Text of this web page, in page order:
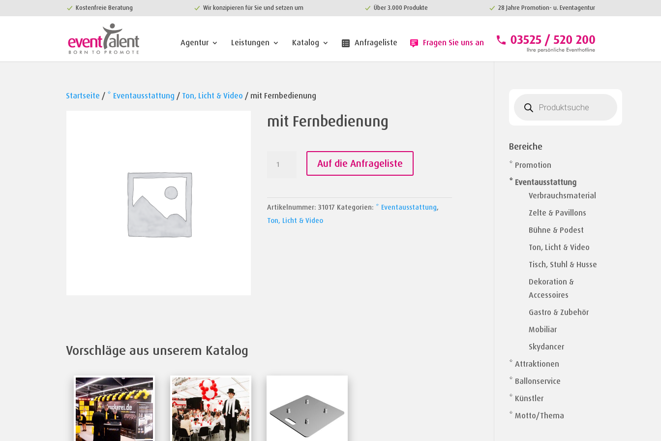
Kostenfreie Beratung Wir konzipieren für Sie und setzen um Über 3.000 Produkte 28 Jahre Promotion- u. Eventagentur
Agentur Leistungen Katalog Anfrageliste Fragen Sie uns an
Startseite / * Eventausstattung / Ton, Licht & Video / mit Fernbedienung
mit Fernbedienung
Auf die Anfrageliste
Artikelnummer: 31017 Kategorien: * Eventausstattung,
Ton, Licht & Video
Vorschläge aus unserem Katalog
search
Bereiche
* Promotion
* Eventausstattung
Verbrauchsmaterial
Zelte & Pavillons
Bühne & Podest
Ton, Licht & Video
Tisch, Stuhl & Husse
Dekoration &
Accessoires
Gastro & Zubehör
Mobiliar
Skydancer
* Attraktionen
* Ballonservice
* Künstler
* Motto/Thema